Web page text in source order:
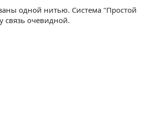
одной нитью. Система "Простой
связь очевидной.